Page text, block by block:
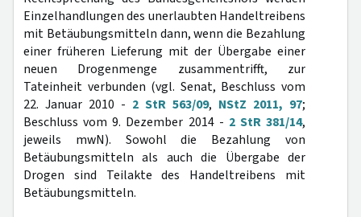
Einzelhandlungen des unerlaubten Handeltreibens
mit Betäubungsmitteln dann, wenn die Bezahlung
einer früheren Lieferung mit der Übergabe einer
neuen Drogenmenge zusammentrifft, zur
Tateinheit verbunden (vgl. Senat, Beschluss vom
22. Januar 2010 - 2 StR 563/09, NStZ 2011, 97;
Beschluss vom 9. Dezember 2014 - 2 StR 381/14,
jeweils mwN). Sowohl die Bezahlung von
Betäubungsmitteln als auch die Übergabe der
Drogen sind Teilakte des Handeltreibens mit
Betäubungsmitteln.